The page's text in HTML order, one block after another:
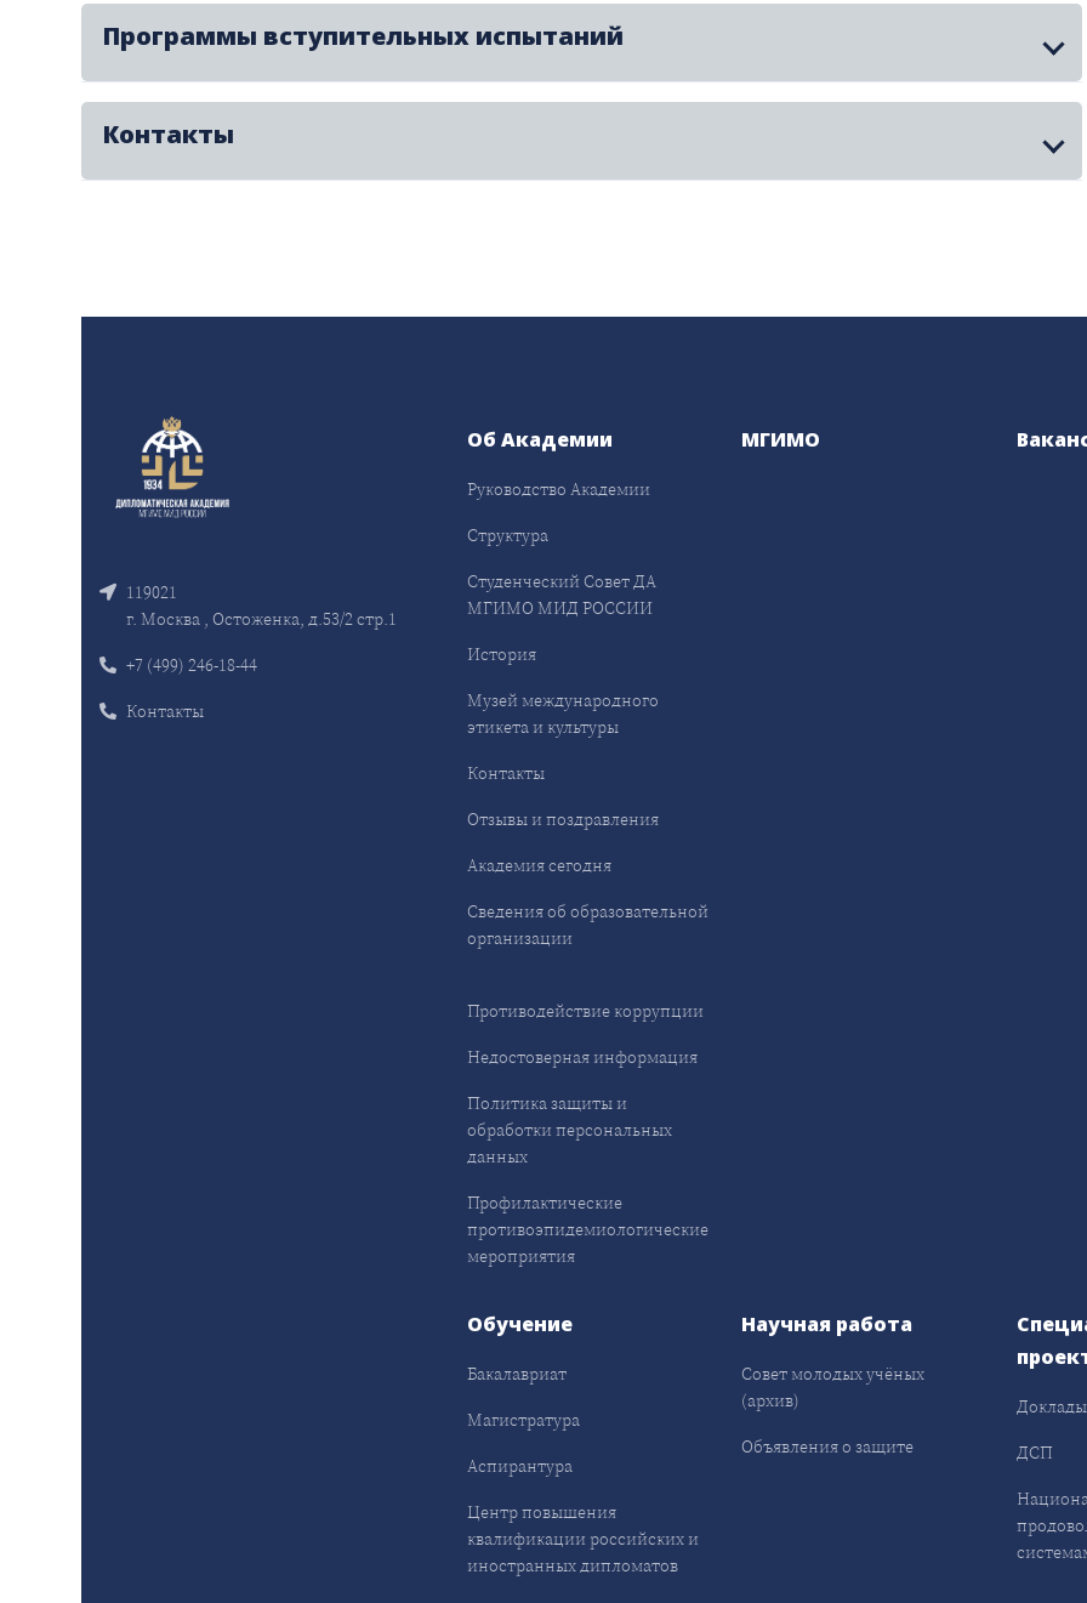
Программы вступительных испытаний
Контакты
119021
г. Москва , Остоженка, д.53/2 стр.1
+7 (499) 246-18-44
Контакты
Об Академии
Руководство Академии
Структура
Студенческий Совет ДА
МГИМО МИД РОССИИ
История
Музей международного
этикета и культуры
Контакты
Отзывы и поздравления
Академия сегодня
Сведения об образовательной
организации
Противодействие коррупции
Недостоверная информация
Политика защиты и
обработки персональных
данных
Профилактические
противоэпидемиологические
мероприятия
МГИМО
Обучение
Бакалавриат
Магистратура
Аспирантура
Центр повышения
квалификации российских и
иностранных дипломатов
Научная работа
Совет молодых учёных
(архив)
Объявления о защите
Доклады
ДСП